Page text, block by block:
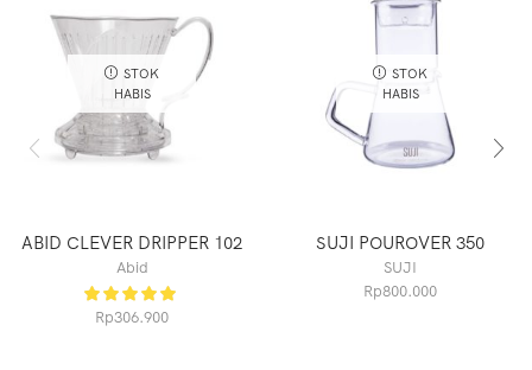
STOK
HABIS
ABID CLEVER DRIPPER 102
Abid
Rp306.900
STOK
HABIS
SUJI POUROVER 350
SUJI
Rp800.000